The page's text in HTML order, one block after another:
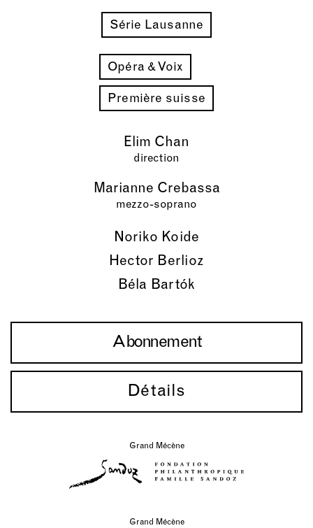
Abonnement
Détails
Grand Mécène
Grand Mécène
Série Lausanne
Opéra & Voix
Première suisse
Elim Chan
direction
Marianne Crebassa
mezzo-soprano
Noriko Koide
Hector Berlioz
Béla Bartók